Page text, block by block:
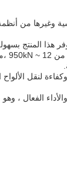
به لمحطات الطاقة
لنقل
الفعال ،